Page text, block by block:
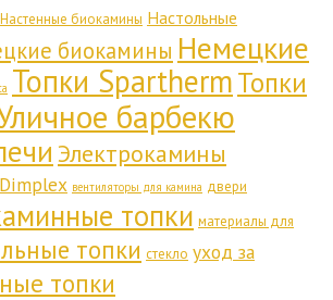
Настенные биокамины Настольные
биокамины Немецкие
Топки SparthermТопки
барбекю
Электрокамины
вентиляторы для камина двери
топки материалы для
топки стекло уход за
топки